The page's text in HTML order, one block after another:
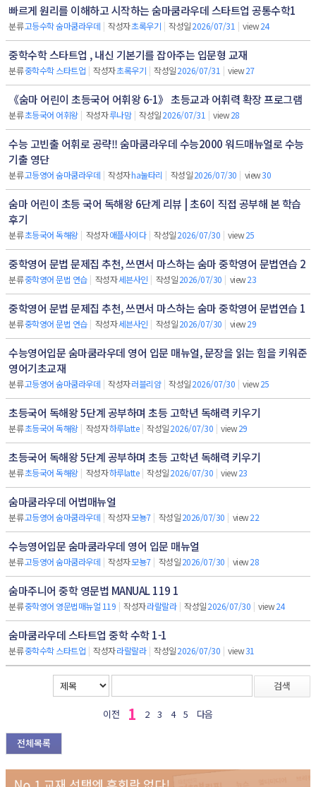
빠르게 원리를 이해하고 시작하는 숨마쿰라우데 스타트업 공통수학1
분류고등수학 숨마쿰라우데 | 작성자초록우기 | 작성일2026/07/31 | view24
중학수학 스타트업 , 내신 기본기를 잡아주는 입문형 교재
분류중학수학 스타트업 | 작성자초록우기 | 작성일2026/07/31 | view27
《숨마 어린이 초등국어 어휘왕 6-1》 초등교과 어휘력 확장 프로그램
분류초등국어 어휘왕 | 작성자루나맘 | 작성일2026/07/31 | view28
수능 고빈출 어휘로 공략!! 숨마쿰라우데 수능2000 워드매뉴얼로 수능
기출 영단
분류고등영어 숨마쿰라우데 | 작성자ha눌타리 | 작성일2026/07/30 | view30
숨마 어린이 초등 국어 독해왕 6단계 리뷰 | 초6이 직접 공부해 본 학습
후기
분류초등국어 독해왕 | 작성자애플사이다 | 작성일2026/07/30 | view25
중학영어 문법 문제집 추천, 쓰면서 마스하는 숨마 중학영어 문법연습 2
분류중학영어 문법 연습 | 작성자세븐사인 | 작성일2026/07/30 | view23
중학영어 문법 문제집 추천, 쓰면서 마스하는 숨마 중학영어 문법연습 1
분류중학영어 문법 연습 | 작성자세븐사인 | 작성일2026/07/30 | view29
수능영어입문 숨마쿰라우데 영어 입문 매뉴얼, 문장을 읽는 힘을 키워준
영어기초교재
분류고등영어 숨마쿰라우데 | 작성자러블리얌 | 작성일2026/07/30 | view25
초등국어 독해왕 5단계 공부하며 초등 고학년 독해력 키우기
분류초등국어 독해왕 | 작성자하루latte | 작성일2026/07/30 | view29
초등국어 독해왕 5단계 공부하며 초등 고학년 독해력 키우기
분류초등국어 독해왕 | 작성자하루latte | 작성일2026/07/30 | view23
숨마쿰라우데 어법매뉴얼
분류고등영어 숨마쿰라우데 | 작성자모뇽7 | 작성일2026/07/30 | view22
수능영어입문 숨마쿰라우데 영어 입문 매뉴얼
분류고등영어 숨마쿰라우데 | 작성자모뇽7 | 작성일2026/07/30 | view28
숨마주니어 중학 영문법 MANUAL 119 1
분류중학영어 영문법매뉴얼 119 | 작성자라랄랄라 | 작성일2026/07/30 | view24
숨마쿰라우데 스타트업 중학 수학 1-1
분류중학수학 스타트업 | 작성자라랄랄라 | 작성일2026/07/30 | view31
검색
이전 1 2 3 4 5 다음
전체목록